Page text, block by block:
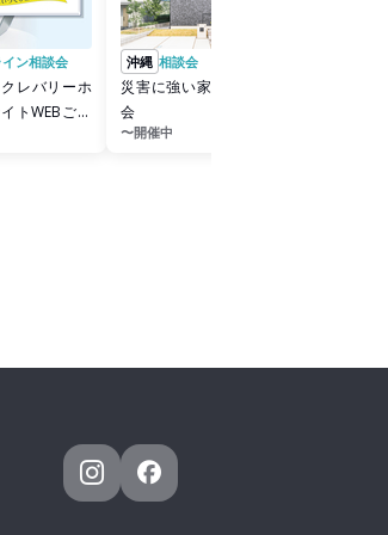
ン相談会
クレバリーホ
トWEBご相
沖縄 相談会
災害に強い家づくり相談
会
〜開催中